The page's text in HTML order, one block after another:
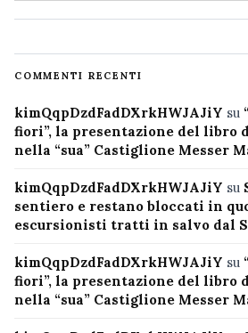
COMMENTI RECENTI
kimQqpDzdFadDXrkHWJAJiY su
fiori”, la presentazione del libro
nella “sua” Castiglione Messer
kimQqpDzdFadDXrkHWJAJiY su
sentiero e restano bloccati in
escursionisti tratti in salvo dal
kimQqpDzdFadDXrkHWJAJiY su
fiori”, la presentazione del libro
nella “sua” Castiglione Messer